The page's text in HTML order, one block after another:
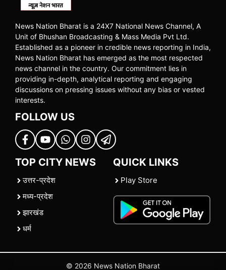
News Nation Bharat is a 24X7 National News Channel, A
Unit of Bhushan Broadcasting & Mass Media Pvt Ltd.
Established as a pioneer in credible news reporting in India,
News Nation Bharat has emerged as the most respected
news channel in the country. Our commitment lies in
providing in-depth, analytical reporting and engaging
discussions on pressing issues without any bias or vested
interests.
FOLLOW US
TOP CITY NEWS
उत्तर-प्रदेश
मध्य-प्रदेश
झारखंड
धर्म
QUICK LINKS
Play Store
© 2026 News Nation Bharat